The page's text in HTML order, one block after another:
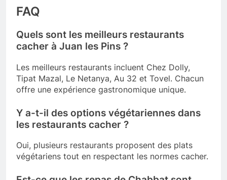
FAQ
Quels sont les meilleurs restaurants
cacher à Juan les Pins ?
Les meilleurs restaurants incluent Chez Dolly,
Tipat Mazal, Le Netanya, Au 32 et Tovel. Chacun
offre une expérience gastronomique unique.
Y a-t-il des options végétariennes dans
les restaurants cacher ?
Oui, plusieurs restaurants proposent des plats
végétariens tout en respectant les normes cacher.